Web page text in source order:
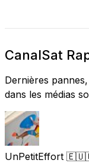
CanalSat
Dernières
dans les médias
UnPetitEffort